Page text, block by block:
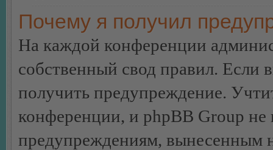
Почему я получил
На каждой конференции
собственный свод правил.
получить предупреждение.
конференции, и phpBB Group не
предупреждениям, вынесенным